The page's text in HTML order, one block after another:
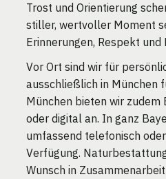
Trost und Orientierung
stiller, wertvoller Moment
Erinnerungen, Respekt und
Vor Ort sind wir für
ausschließlich in München
München bieten wir
oder digital an. In ganz
umfassend telefonisch
Verfügung.
Wunsch in